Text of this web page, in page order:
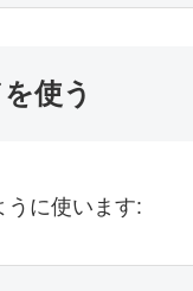
使う
うに使います: